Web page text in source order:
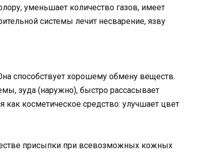
уменьшает количество газов, имеет
системы лечит несварение, язву
способствует хорошему обмену веществ.
зуда (наружно), быстро рассасывает
косметическое средство: улучшает цвет
присыпки при всевозможных кожных